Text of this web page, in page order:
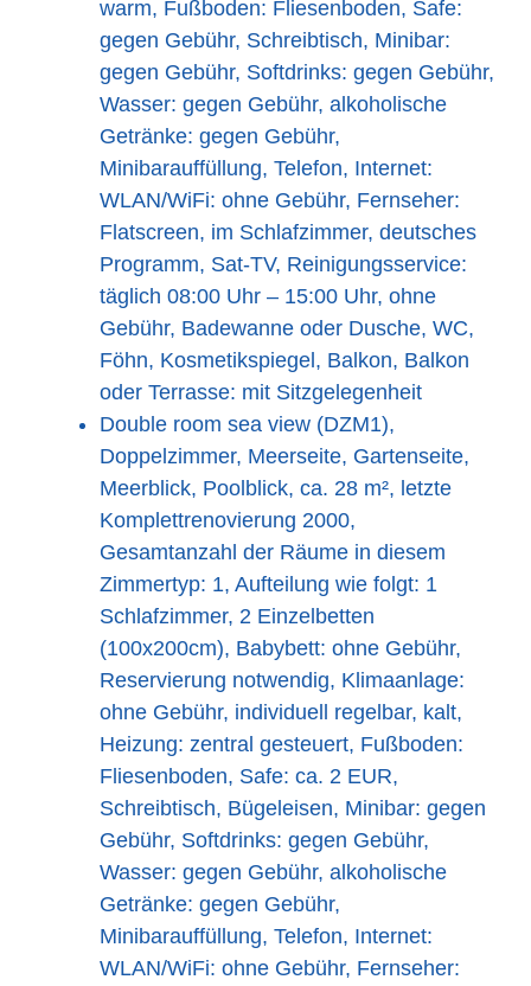
warm, Fußboden: Fliesenboden, Safe:
gegen Gebühr, Schreibtisch, Minibar:
gegen Gebühr, Softdrinks: gegen Gebühr,
Wasser: gegen Gebühr, alkoholische
Getränke: gegen Gebühr,
Minibarauffüllung, Telefon, Internet:
WLAN/WiFi: ohne Gebühr, Fernseher:
Flatscreen, im Schlafzimmer, deutsches
Programm, Sat-TV, Reinigungsservice:
täglich 08:00 Uhr – 15:00 Uhr, ohne
Gebühr, Badewanne oder Dusche, WC,
Föhn, Kosmetikspiegel, Balkon, Balkon
oder Terrasse: mit Sitzgelegenheit
Double room sea view (DZM1),
Doppelzimmer, Meerseite, Gartenseite,
Meerblick, Poolblick, ca. 28 m², letzte
Komplettrenovierung 2000,
Gesamtanzahl der Räume in diesem
Zimmertyp: 1, Aufteilung wie folgt: 1
Schlafzimmer, 2 Einzelbetten
(100x200cm), Babybett: ohne Gebühr,
Reservierung notwendig, Klimaanlage:
ohne Gebühr, individuell regelbar, kalt,
Heizung: zentral gesteuert, Fußboden:
Fliesenboden, Safe: ca. 2 EUR,
Schreibtisch, Bügeleisen, Minibar: gegen
Gebühr, Softdrinks: gegen Gebühr,
Wasser: gegen Gebühr, alkoholische
Getränke: gegen Gebühr,
Minibarauffüllung, Telefon, Internet:
WLAN/WiFi: ohne Gebühr, Fernseher: